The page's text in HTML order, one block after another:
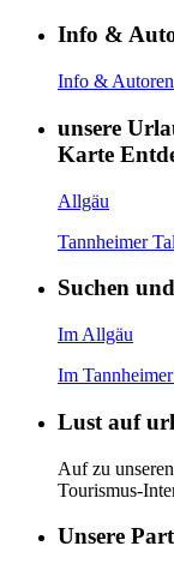
Info &
Info & Autoren
unsere
Karte
Allgäu
Tannheimer Tal
Suchen
Im Allgäu
Im
Lust auf
Auf zu unseren
Tourismus-
Unsere